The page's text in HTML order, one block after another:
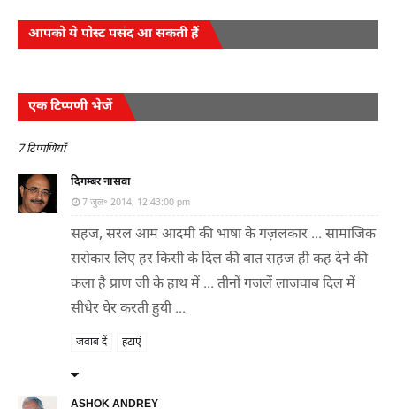
आपको ये पोस्ट पसंद आ सकती हैं
एक टिप्पणी भेजें
7 टिप्पणियाँ
दिगम्बर नासवा
7 जुल॰ 2014, 12:43:00 pm
सहज, सरल आम आदमी की भाषा के गज़लकार ... सामाजिक
सरोकार लिए हर किसी के दिल की बात सहज ही कह देने की
कला है प्राण जी के हाथ में ... तीनों गजलें लाजवाब दिल में
सीधेर घेर करती हुयी ...
जवाब दें हटाएं
ASHOK ANDREY